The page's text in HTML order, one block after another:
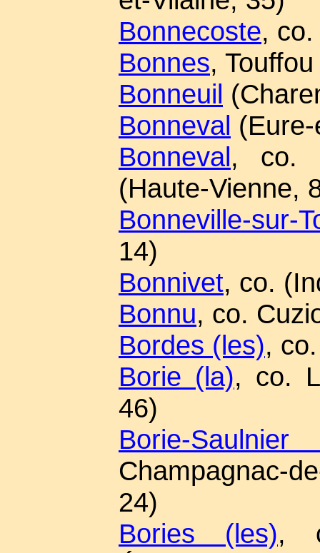
Bonnecoste,
Bonnes,
Bonneuil
Bonneval
Bonneval, co.
(Haute-Vienne,
Bonneville-sur-
14)
Bonnivet, co.
Bonnu, co.
Bordes (les),
Borie (la), co.
46)
Borie-
Champagnac-
24)
Bories (les),